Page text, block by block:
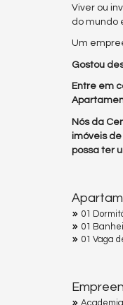
Viver ou
do mundo
Um
Gostou
Entre em
Nós da
imóveis
possa ter
01
01
01 Vaga